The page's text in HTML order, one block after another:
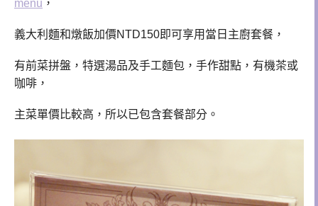
menu ，
義大利麵和燉飯加價NTD150即可享用當日主廚套餐，
有前菜拼盤， 特選湯品及手工麵包 ，手作甜點，有機茶或
咖啡，
主菜單價比較高，所以已包含套餐部分。